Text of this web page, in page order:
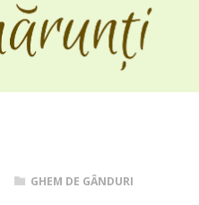
GHEM DE GÂNDURI